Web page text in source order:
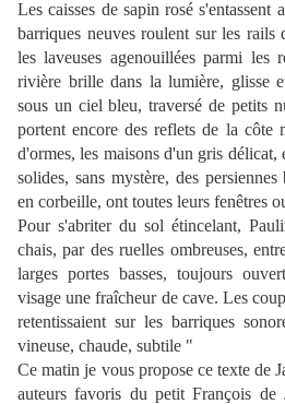
Les caisses de sapin rosé s'entassent
barriques neuves roulent sur les rails
les laveuses agenouillées parmi les
rivière brille dans la lumière, glisse
sous un ciel bleu, traversé de petits
portent encore des reflets de la côte
d'ormes, les maisons d'un gris délicat,
solides, sans mystère, des
en corbeille, ont toutes leurs fenêtres
Pour s'abriter du sol étincelant,
chais, par des ruelles ombreuses,
larges portes basses, toujours
visage une fraîcheur de cave. Les
retentissaient sur les barriques
vineuse, chaude, subtile "
Ce matin je vous propose ce texte de
auteurs favoris du petit François